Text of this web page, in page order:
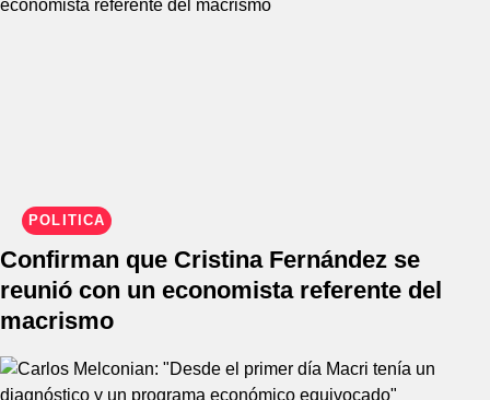
POLÍTICA
Confirman que Cristina Fernández se
reunió con un economista referente del
macrismo